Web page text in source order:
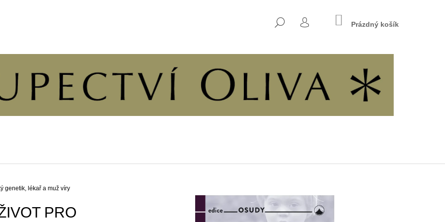
HLEDAT
PŘIHLÁŠENÍ
NÁKUPNÍ
KOŠÍK
Prázdný košík
genetik, lékař a muž víry
PRO
POTŘEBUJETE NAJÍT?
A DUŠE
ÚVAHY O PŘÍČINÁCH SVOBODY A